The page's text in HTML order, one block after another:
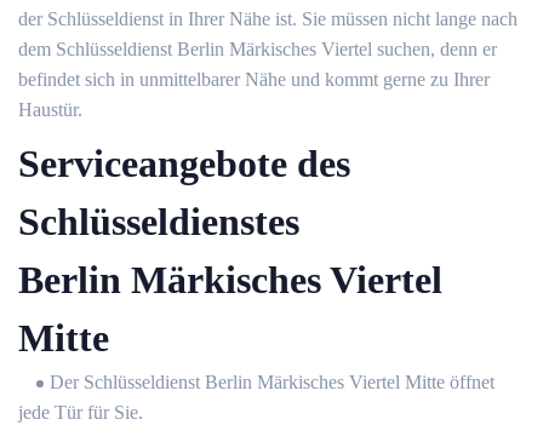
der Schlüsseldienst in Ihrer Nähe ist. Sie müssen nicht lange nach
dem Schlüsseldienst Berlin Märkisches Viertel suchen, denn er
befindet sich in unmittelbarer Nähe und kommt gerne zu Ihrer
Haustür.
Serviceangebote des
Schlüsseldienstes
Berlin Märkisches Viertel
Mitte
Der Schlüsseldienst Berlin Märkisches Viertel Mitte öffnet
jede Tür für Sie.